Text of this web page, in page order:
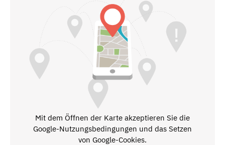
Mit dem Öffnen der Karte akzeptieren Sie die
Google-Nutzungsbedingungen und das Setzen
von Google-Cookies.